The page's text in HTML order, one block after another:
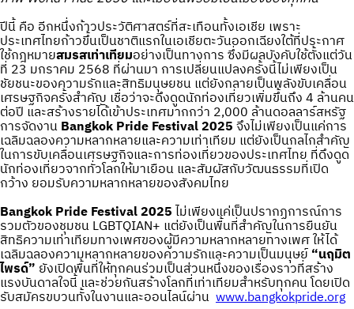
ปีนี้ คือ อีกหนึ่งก้าวประวัติศาสตร์ที่สะเทือนทั้งเอเชีย เพราะ
ประเทศไทยก้าวขึ้นเป็นชาติแรกในเอเชียตะวันออกเฉียงใต้ที่ประกาศ
ใช้กฎหมายสมรสเท่าเทียมอย่างเป็นทางการ ซึ่งมีผลบังคับใช้ตั้งแต่วัน
ที่ 23 มกราคม 2568 ที่ผ่านมา การเปลี่ยนแปลงครั้งนี้ไม่เพียงเป็น
ชัยชนะของความรักและสิทธิมนุษยชน แต่ยังกลายเป็นพลังขับเคลื่อน
เศรษฐกิจครั้งสำคัญ เชื่อว่าจะดึงดูดนักท่องเที่ยวเพิ่มขึ้นถึง 4 ล้านคน
ต่อปี และสร้างรายได้เข้าประเทศมากกว่า 2,000 ล้านดอลลาร์สหรัฐ
การจัดงานBangkok Pride Festival 2025จึงไม่เพียงเป็นแค่การ
เฉลิมฉลองความหลากหลายและความเท่าเทียม แต่ยังเป็นกลไกสำคัญ
ในการขับเคลื่อนเศรษฐกิจและการท่องเที่ยวของประเทศไทย ที่ดึงดูด
นักท่องเที่ยวจากทั่วโลกให้มาเยือน และสัมผัสกับวัฒนธรรมที่เปิด
กว้าง ยอมรับความหลากหลายของสังคมไทย
Bangkok Pride Festival 2025ไม่เพียงแค่เป็นปรากฏการณ์การ
รวมตัวของชุมชน LGBTQIAN+ แต่ยังเป็นพื้นที่สำคัญในการยืนยัน
สิทธิความเท่าเทียมทางเพศของผู้มีความหลากหลายทางเพศ ให้ได้
เฉลิมฉลองความหลากหลายของความรักและความเป็นมนุษย์“นฤมิต
ไพรด์” ยังเปิดพื้นที่ให้ทุกคนร่วมเป็นส่วนหนึ่งของเรื่องราวที่สร้าง
แรงบันดาลใจนี้ และช่วยกันสร้างโลกที่เท่าเทียมสำหรับทุกคน โดยเปิด
รับสมัครขบวนทั้งในงานและออนไลน์ผ่าน www.bangkokpride.org